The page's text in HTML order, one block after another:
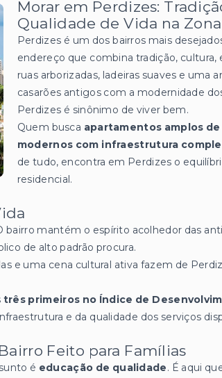
Morar em Perdizes:
Qualidade de Vida na
Perdizes é um dos bairros mais
endereço que combina tradição, cultura,
ruas arborizadas, ladeiras suaves e uma
casarões antigos com a modernidade
Perdizes é sinônimo de viver bem.
Quem busca apartamentos amplos
modernos com infraestrutura
de tudo, encontra em Perdizes o
residencial.
bairro mantém o espírito acolhedor das
de alto padrão procura.
e uma cena cultural ativa fazem de
três primeiros no Índice de
e da qualidade dos serviços
Feito para Famílias
é educação de qualidade. É aqui